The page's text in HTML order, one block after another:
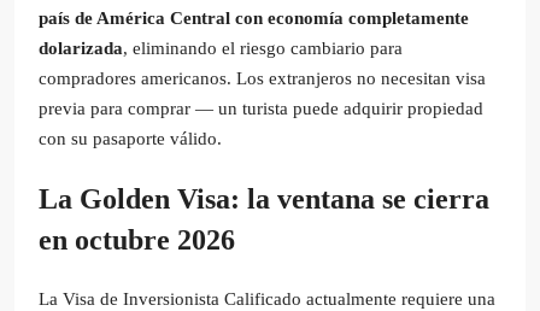
país de América Central con economía completamente
dolarizada, eliminando el riesgo cambiario para
compradores americanos. Los extranjeros no necesitan visa
previa para comprar — un turista puede adquirir propiedad
con su pasaporte válido.
La Golden Visa: la ventana se cierra
en octubre 2026
La Visa de Inversionista Calificado actualmente requiere una